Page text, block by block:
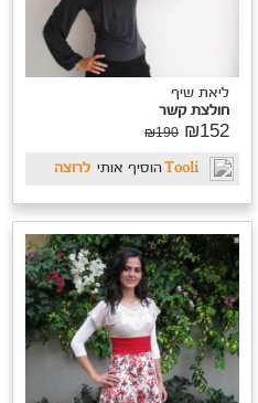
ליאת שיף
חולצת קשר
₪152
₪190
Tooli הוסיף אותי לרוצה